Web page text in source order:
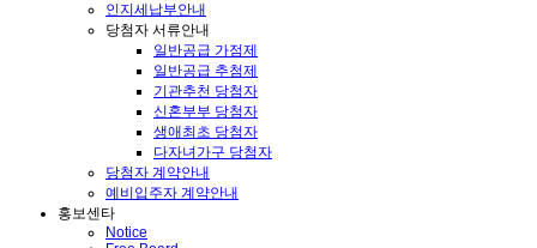
인지세납부안내
당첨자 서류안내
일반공급 가점제
일반공급 추첨제
기관추천 당첨자
신혼부부 당첨자
생애최초 당첨자
다자녀가구 당첨자
당첨자 계약안내
예비입주자 계약안내
홍보센타
Notice